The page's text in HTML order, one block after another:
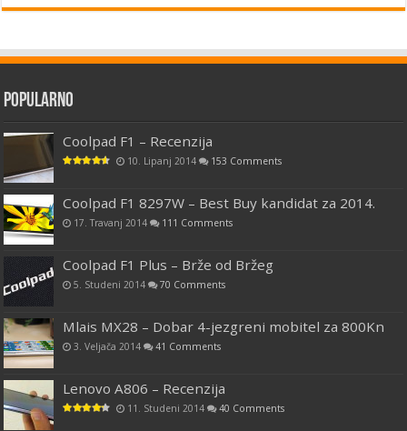
Popularno
Coolpad F1 – Recenzija
10. Lipanj 2014 153 Comments
Coolpad F1 8297W – Best Buy kandidat za 2014.
17. Travanj 2014 111 Comments
Coolpad F1 Plus – Brže od Bržeg
5. Studeni 2014 70 Comments
Mlais MX28 – Dobar 4-jezgreni mobitel za 800Kn
3. Veljača 2014 41 Comments
Lenovo A806 – Recenzija
11. Studeni 2014 40 Comments